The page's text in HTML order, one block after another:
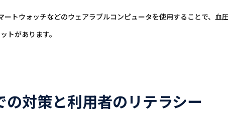
トウォッチなどのウェアラブルコンピュータを使用することで、血
トがあります。
対策と利用者のリテラシー